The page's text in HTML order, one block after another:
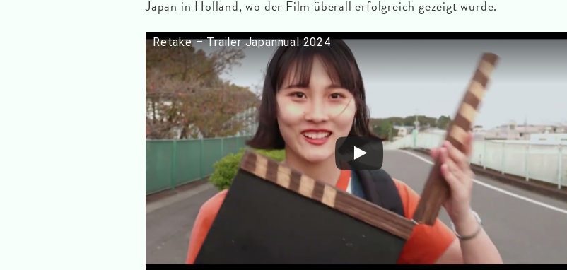
Japan in Holland, wo der Film überall erfolgreich gezeigt wurde.
Retake – Trailer Japannual 2024